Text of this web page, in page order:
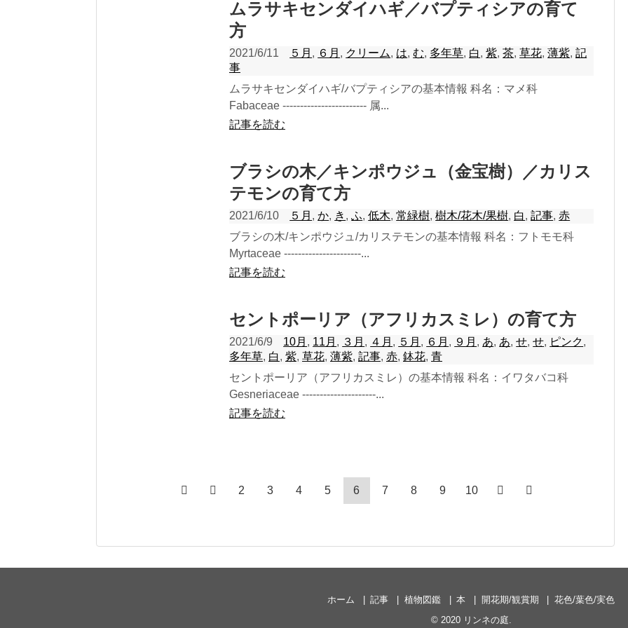
ムラサキセンダイハギ／バプティシアの育て
方
2021/6/11 ５月 , ６月 , クリーム, は,む, 多年草, 白,紫,茶,草花,薄紫,記
事
ムラサキセンダイハギ/バプティシアの基本情報 科名：マメ科
Fabaceae ------------------------ 属...
記事を読む
ブラシの木／キンポウジュ（金宝樹）／カリス
テモンの育て方
2021/6/10 ５月 ,か, き ,ふ,低木,常緑樹,樹木/花木/果樹, 白,記事,赤
ブラシの木/キンポウジュ/カリステモンの基本情報 科名：フトモモ科
Myrtaceae ----------------------...
記事を読む
セントポーリア（アフリカスミレ）の育て方
2021/6/9 10月 , 11月 , ３月 , ４月 , ５月 , ６月 , ９月 , あ, あ,せ,せ, ピンク,
多年草, 白, 紫, 草花, 薄紫, 記事, 赤, 鉢花, 青
セントポーリア（アフリカスミレ）の基本情報 科名：イワタバコ科
Gesneriaceae ---------------------...
記事を読む
2 3 4 5 6 7 8 9 10
ホーム 記事 植物図鑑 本 開花期/観賞期
花色/葉色/実色
© 2020 リンネの庭.